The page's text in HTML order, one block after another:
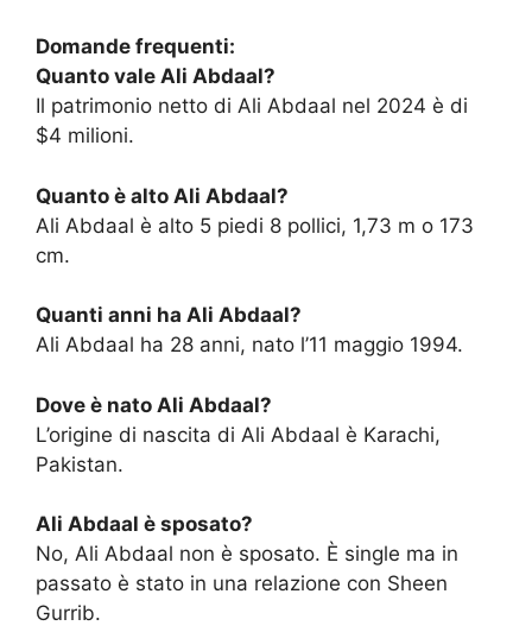
Domande frequenti:
Quanto vale Ali Abdaal?
Il patrimonio netto di Ali Abdaal nel 2024 è di
$4 milioni.
Quanto è alto Ali Abdaal?
Ali Abdaal è alto 5 piedi 8 pollici, 1,73 m o 173
cm.
Quanti anni ha Ali Abdaal?
Ali Abdaal ha 28 anni, nato l’11 maggio 1994.
Dove è nato Ali Abdaal?
L’origine di nascita di Ali Abdaal è Karachi,
Pakistan.
Ali Abdaal è sposato?
No, Ali Abdaal non è sposato. È single ma in
passato è stato in una relazione con Sheen
Gurrib.